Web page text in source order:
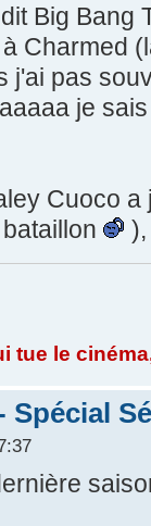
Big Bang
Charmed
j'ai pas
je
Cuoco
tue le
Spécial